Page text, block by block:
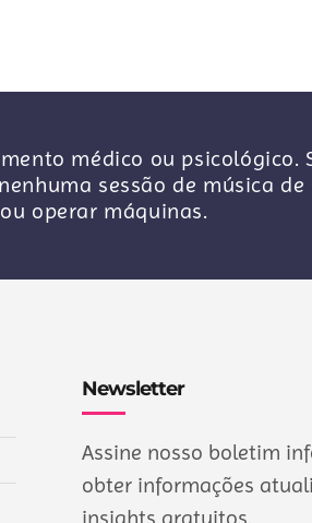
médico ou
nenhuma sessão de
operar máquinas.
Newsletter
Assine nosso boletim
obter informações